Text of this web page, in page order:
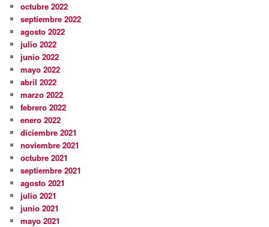
octubre 2022
septiembre 2022
agosto 2022
julio 2022
junio 2022
mayo 2022
abril 2022
marzo 2022
febrero 2022
enero 2022
diciembre 2021
noviembre 2021
octubre 2021
septiembre 2021
agosto 2021
julio 2021
junio 2021
mayo 2021